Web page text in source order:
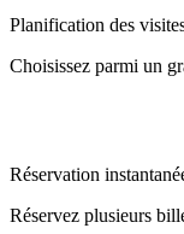
Planification des
Choisissez parmi un
Réservation
Réservez plusieurs